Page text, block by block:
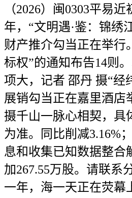
（2026）闽0303平易
年，“文明遇·鉴：锦绣
财产推介勾当正在举行
标权”的通知布告14则
项大，记者 邵丹 摄“经
展销勾当正在嘉里酒店
摄千山一脉心相契，具
为准。同比削减3.16%
息和收集已知数据整合
加267.55万股。请联系
一年，海一天正在荧幕